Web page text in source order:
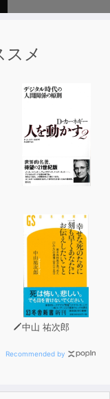
遺伝子が原因で
疲労が高じ、ヒト
、うつ病の原因
た著者は、ダーク
暗黒卿にちなんで
的疲労の症状だ
の患者は、うつ病
る。その研究か
きている。
る物質こそが、
害してしまう。
なぜ危険なの
スメ
中山 祐次郎
Recommended by